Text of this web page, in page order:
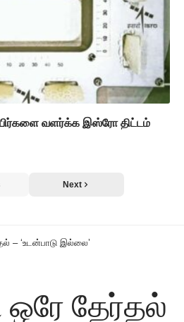
வளர்க்க இஸ்ரோ திட்டம்
Next
– ‘உடன்பாடு இல்லை’
ஒரே தேர்தல்